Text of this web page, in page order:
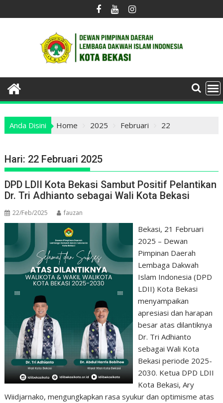
to
Anda Disini Home 2025 Februari 22
Hari: 22 Februari 2025
DPD LDII Kota Bekasi Sambut Positif Pelantikan
Dr. Tri Adhianto sebagai Wali Kota Bekasi
22/Feb/2025 fauzan
Bekasi, 21 Februari
2025 – Dewan
Pimpinan Daerah
Lembaga Dakwah
Islam Indonesia (DPD
LDII) Kota Bekasi
menyampaikan
apresiasi dan harapan
besar atas dilantiknya
Dr. Tri Adhianto
sebagai Wali Kota
Bekasi periode 2025-
2030. Ketua DPD LDII
Kota Bekasi, Ary
Wiidjarnako, mengungkapkan rasa syukur dan optimisme atas